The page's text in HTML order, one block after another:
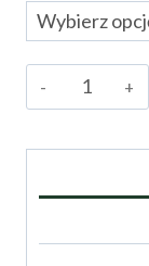
ilość
Golf